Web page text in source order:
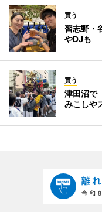
買う
習志野・
やDJも
買う
津田沼で
みこしや